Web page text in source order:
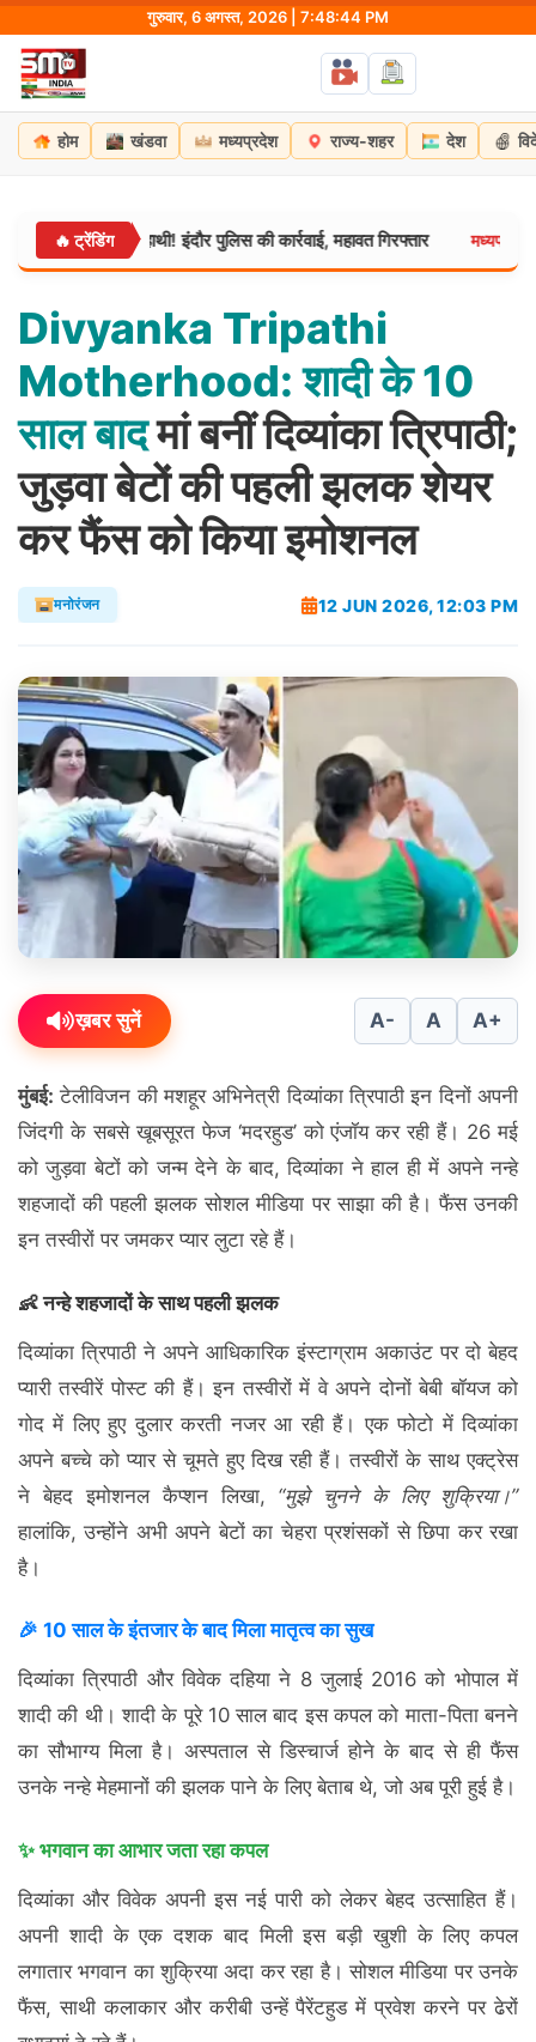
content
गुरुवार, 6 अगस्त, 2026 | 7:48:45 PM
होम खंडवा मध्यप्रदेश राज्य-शहर देश
🔥 ट्रेंडिंग
हाथी! इंदौर पुलिस की कार्रवाई, महावत गिरफ्तार मध्यप्रदेश: ग्वालियर
Divyanka Tripathi
Motherhood: शादीके 10
सालबादमां बनीं दिव्यांका त्रिपाठी;
जुड़वा बेटों की पहली झलक शेयर
कर फैंस को किया इमोशनल
मनोरंजन 12 JUN 2026, 12:03 PM
ख़बर सुनें A- A A+
मुंबई: टेलीविजन की मशहूर अभिनेत्री दिव्यांका त्रिपाठी इन दिनों अपनी
जिंदगी के सबसे खूबसूरत फेज ‘मदरहुड’ को एंजॉय कर रही हैं। 26 मई
को जुड़वा बेटों को जन्म देने के बाद, दिव्यांका ने हाल ही में अपने नन्हे
शहजादों की पहली झलक सोशल मीडिया पर साझा की है। फैंस उनकी
इन तस्वीरों पर जमकर प्यार लुटा रहे हैं।
👶 नन्हे शहजादों के साथ पहली झलक
दिव्यांका त्रिपाठी ने अपने आधिकारिक इंस्टाग्राम अकाउंट पर दो बेहद
प्यारी तस्वीरें पोस्ट की हैं। इन तस्वीरों में वे अपने दोनों बेबी बॉयज को
गोद में लिए हुए दुलार करती नजर आ रही हैं। एक फोटो में दिव्यांका
अपने बच्चे को प्यार से चूमते हुए दिख रही हैं। तस्वीरों के साथ एक्ट्रेस
ने बेहद इमोशनल कैप्शन लिखा, “मुझे चुनने के लिए शुक्रिया।”
हालांकि, उन्होंने अभी अपने बेटों का चेहरा प्रशंसकों से छिपा कर रखा
है।
🎉 10 साल के इंतजार के बाद मिला मातृत्व का सुख
दिव्यांका त्रिपाठी और विवेक दहिया ने 8 जुलाई 2016 को भोपाल में
शादी की थी। शादी के पूरे 10 साल बाद इस कपल को माता-पिता बनने
का सौभाग्य मिला है। अस्पताल से डिस्चार्ज होने के बाद से ही फैंस
उनके नन्हे मेहमानों की झलक पाने के लिए बेताब थे, जो अब पूरी हुई है।
✨ भगवान का आभार जता रहा कपल
दिव्यांका और विवेक अपनी इस नई पारी को लेकर बेहद उत्साहित हैं।
अपनी शादी के एक दशक बाद मिली इस बड़ी खुशी के लिए कपल
लगातार भगवान का शुक्रिया अदा कर रहा है। सोशल मीडिया पर उनके
फैंस, साथी कलाकार और करीबी उन्हें पैरेंटहुड में प्रवेश करने पर ढेरों